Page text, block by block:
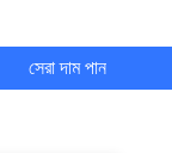
সেরা দাম পান